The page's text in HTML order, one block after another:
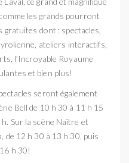
les grands pourront
gratuites dont : spectacles,
ateliers interactifs,
l’Incroyable Royaume
et bien plus!
seront également
Bell de 10 h 30 à 11 h 15
Sur la scène Naître et
de 12 h 30 à 13 h 30, puis
h 30!